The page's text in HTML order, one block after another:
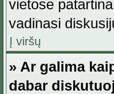
vietose
vadinasi
Į viršų
» Ar galima
dabar